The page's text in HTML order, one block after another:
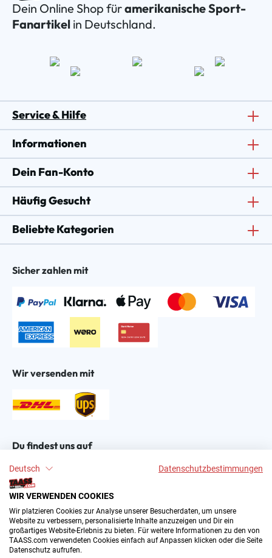
Deutsch Datenschutzbestimmungen
WIR VERWENDEN COOKIES
Wir platzieren Cookies zur Analyse unserer Besucherdaten, um unsere
Website zu verbessern, personalisierte Inhalte anzuzeigen und Dir ein
großartiges Website-Erlebnis zu bieten. Für weitere Informationen zu den von
TAASS.com verwendeten Cookies einfach auf Anpassen klicken oder die Seite
Datenschutz aufrufen.
Dein Online Shop füramerikanische Sport-
Fanartikel in Deutschland.
Service & Hilfe
Informationen
Dein Fan-Konto
Häufig Gesucht
Beliebte Kategorien
Sicher zahlen mit
Wir versenden mit
Du findest uns auf
2004–∞ © by The All American Sports Store GmbH
(TAASS®). Dein Online Shop für amerikanische Sport-